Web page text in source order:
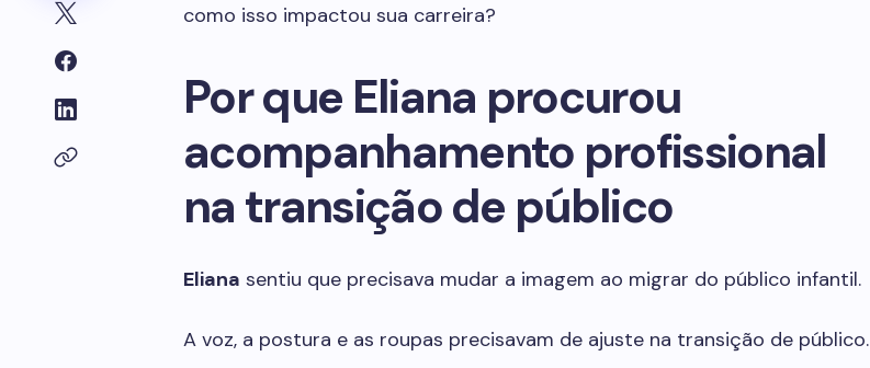
como isso impactou sua carreira?
Por que Eliana procurou
acompanhamento profissional
na transição de público
Eliana sentiu que precisava mudar a imagem ao migrar do público infantil.
A voz, a postura e as roupas precisavam de ajuste na transição de público.